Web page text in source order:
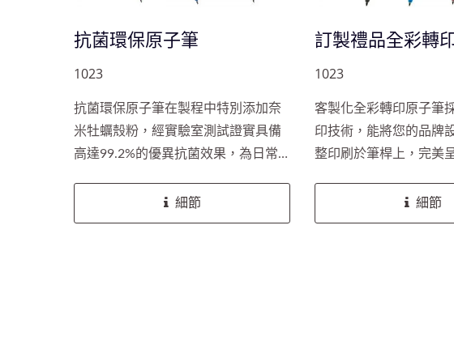
抗菌環保原子筆
1023
抗菌環保原子筆在製程中特別添加奈
米牡蠣殼粉，經實驗室測試證實具備
高達99.2%的優異抗菌效果，為日常
企業客戶打造，提供多樣化客製選
項，如筆桿上可印製品牌標誌或圖
細節
訂製禮品全彩轉
1023
客製化全彩轉印原子筆
印技術，能將您的品牌
整印刷於筆桿上，完美
口墨水與不鏽鋼筆珠筆
可靠的書寫體驗。非常
細節